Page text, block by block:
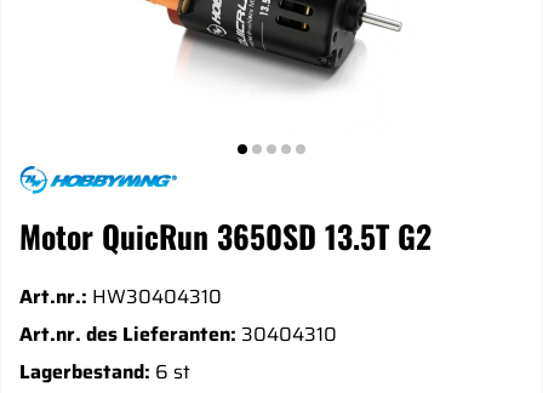
Motor QuicRun 3650SD 13.5T G2
Art.nr.: HW30404310
Art.nr. des Lieferanten: 30404310
Lagerbestand: 6 st